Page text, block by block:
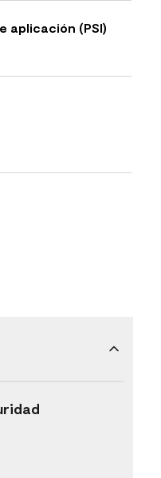
aplicación (PSI)